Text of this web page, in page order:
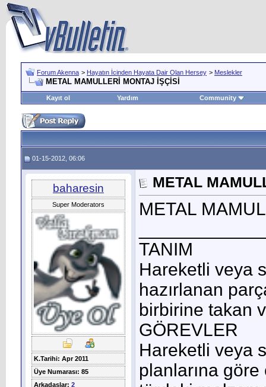
Forum Akenna > Hayatın İcinden Hayata Dair Olan Hersey > Meslekler
METAL MAMULLERİ MONTAJ İŞÇİSİ
Kayıt ol Yardım Community
01-15-2012, 06:06
baharesin
Super Moderators
K.Tarihi: Apr 2011
Üye Numarası: 85
Arkadaşlar: 2
METAL
METAL
TANIM
Hareketli veya
hazırlanan
birbirine takan
GÖREVLER
Hareketli veya
planlarına göre